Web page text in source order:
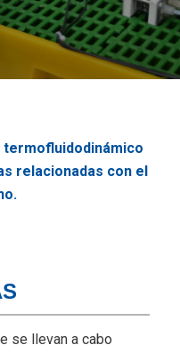
termofluidodinámico
relacionadas con el
se llevan a cabo